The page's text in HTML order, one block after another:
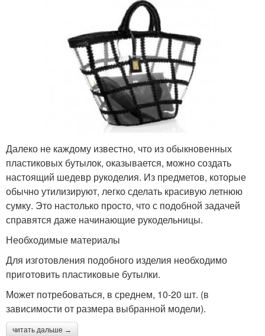
Далеко не каждому известно, что из обыкновенных
пластиковых бутылок, оказывается, можно создать
настоящий шедевр рукоделия. Из предметов, которые
обычно утилизируют, легко сделать красивую летнюю
сумку. Это настолько просто, что с подобной задачей
справятся даже начинающие рукодельницы.
Необходимые материалы
Для изготовления подобного изделия необходимо
приготовить пластиковые бутылки.
Может потребоваться, в среднем, 10-20 шт. (в
зависимости от размера выбранной модели).
читать дальше →